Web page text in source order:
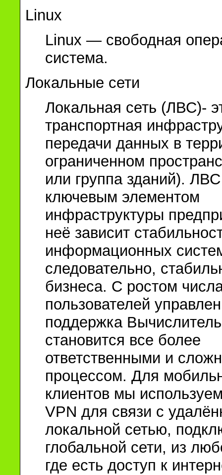
Linux
Linux — свободная
система.
Локальные сети
Локальная сеть (ЛВС)-
транспортная
передачи данных в
ограниченном
или группа зданий).
ключевым элементом
инфраструктуры
неё зависит
информационных
следовательно,
бизнеса. С ростом
пользователей
поддержка
становится все более
ответственными и
процессом. Для
клиентов мы
VPN для связи с
локальной сетью,
глобальной сети, из
где есть доступ к